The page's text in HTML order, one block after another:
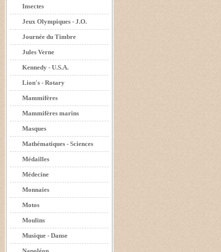
Insectes
Jeux Olympiques - J.O.
Journée du Timbre
Jules Verne
Kennedy - U.S.A.
Lion's - Rotary
Mammifères
Mammifères marins
Masques
Mathématiques - Sciences
Médailles
Médecine
Monnaies
Motos
Moulins
Musique - Danse